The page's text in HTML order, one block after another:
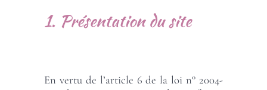
1. Présentation du site
En vertu de l’article 6 de la loi n° 2004-